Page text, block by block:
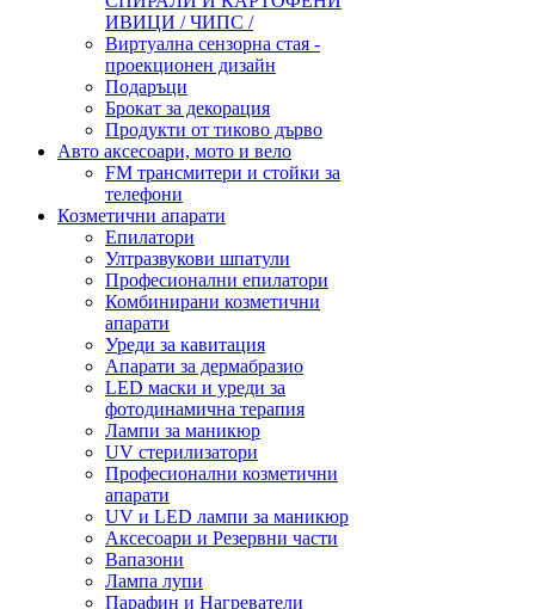
ИВИЦИ / ЧИПС /
Виртуална сензорна стая -
проекционен дизайн
Подаръци
Брокат за декорация
Продукти от тиково дърво
Авто аксесоари, мото и вело
FM трансмитери и стойки за
телефони
Козметични апарати
Епилатори
Ултразвукови шпатули
Професионални епилатори
Комбинирани козметични
апарати
Уреди за кавитация
Апарати за дермабразио
LED маски и уреди за
фотодинамична терапия
Лампи за маникюр
UV стерилизатори
Професионални козметични
апарати
UV и LED лампи за маникюр
Аксесоари и Резервни части
Вапазони
Лампа лупи
Парафин и Нагреватели